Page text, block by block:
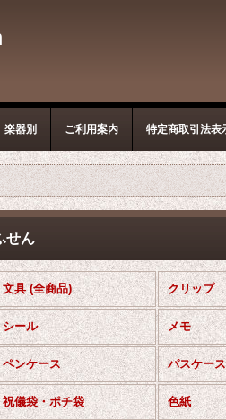
楽器別 ご利用案内 特定商取引法表
せん
文具 (全商品) クリップ
シール メモ
ペンケース パスケース
祝儀袋・ポチ袋 色紙